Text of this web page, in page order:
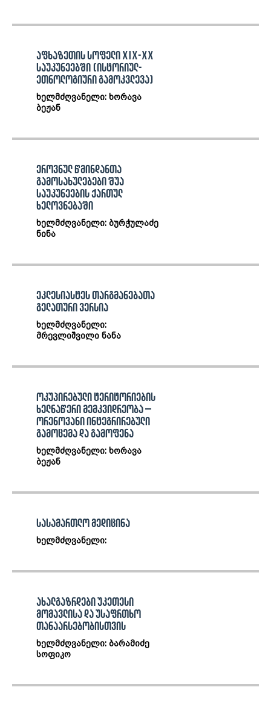
აფხაზეთის სოფელი XIX-XX
საუკუნეებში (ისტორიულ-
ეთნოლოგიური გამოკვლევა)
ხელმძღვანელი: ხორავა
ბეჟან
ეროვნულ წმინდანთა
გამოსახულებები შუა
საუკუნეების ქართულ
ხელოვნებაში
ხელმძღვანელი: ბურჭულაძე
ნინა
ეკლესიასტეს თარგმანებათა
გელათური ვერსია
ხელმძღვანელი:
მრევლიშვილი ნანა
ოკუპირებული ტერიტორიების
ხელნაწერი მემკვიდრეობა –
ორენოვანი ინტეგრირებული
გამოცემა და გამოფენა
ხელმძღვანელი: ხორავა
ბეჟან
სასამართლო მედიცინა
ხელმძღვანელი:
ახალგაზრდები უკეთესი
მომავლისა და უსაფრთხო
თანაარსებობისთვის
ხელმძღვანელი: ბარამიძე
სოფიკო